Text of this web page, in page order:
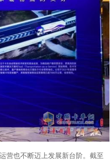
营也不断迈上发展新台阶。截至